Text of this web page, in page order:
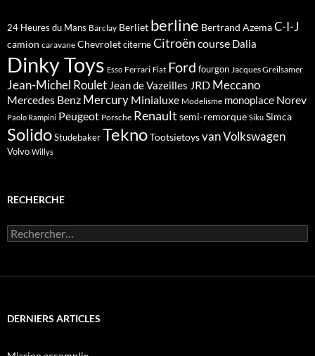
24 Heures du Mans Barclay Berliet berline Bertrand AzemaC-I-J
camion caravane ChevroletciterneCitroën course Dalia
Dinky Toys Esso Ferrari Fiat Ford fourgon Jacques Greilsamer
Jean-Michel Roulet Jean de Vazeilles JRD Meccano
Mercedes Benz Mercury Minialuxe Modelisme monoplace Norev
Paolo Rampini Peugeot Porsche Renault semi-remorque Siku Simca
SolidoStudebakerTeknoTootsietoysvanVolkswagen
Volvo Willys
RECHERCHE
Rechercher :
DERNIERS ARTICLES